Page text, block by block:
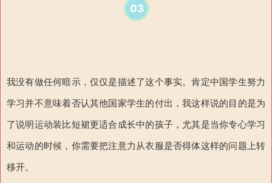
03
我没有做任何暗示，仅仅是描述了这个事实。肯定中国学生努力
学习并不意味着否认其他国家学生的付出，我这样说的目的是为
了说明运动装比短裙更适合成长中的孩子，尤其是当你专心学习
和运动的时候，你需要把注意力从衣服是否得体这样的问题上转
移开。